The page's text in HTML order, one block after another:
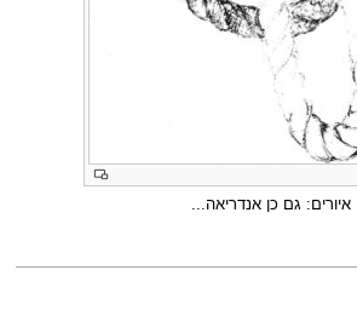
איורים: גם כן אנדריאה...